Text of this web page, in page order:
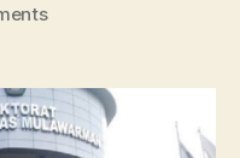
on
Dari
Jurusan
Hingga